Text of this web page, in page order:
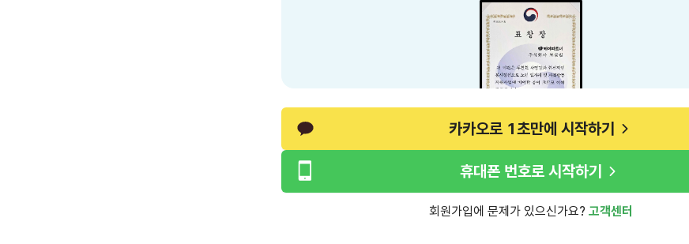
카카오로 1초만에 시작하기
휴대폰 번호로 시작하기
회원가입에 문제가 있으신가요? 고객센터